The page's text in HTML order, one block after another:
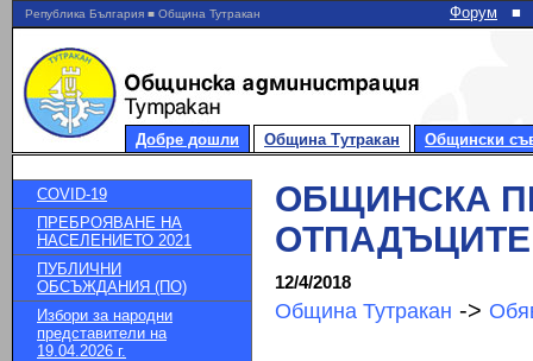
Република България ■ Община Тутракан Форум ■
Добре дошли Община Тутракан Общински
COVID-19
ПРЕБРОЯВАНЕ НА
НАСЕЛЕНИЕТО 2021
ПУБЛИЧНИ
ОБСЪЖДАНИЯ (ПО)
Избори за народни
представители на
19.04.2026 г.
ОБЩИНСКА
ОТПАДЪЦИТЕ
12/4/2018
Община Тутракан ->